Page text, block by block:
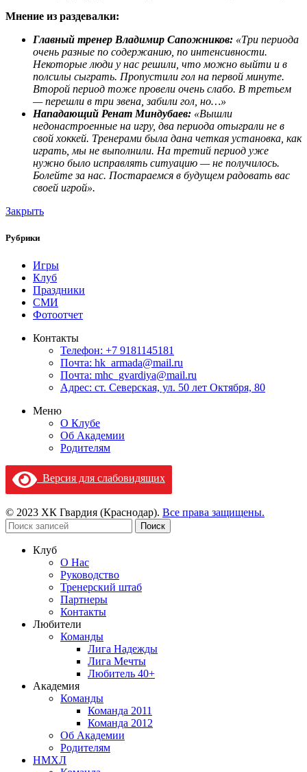
Мнение из раздевалки:
Главный тренер Владимир Сапожников: «Три периода
очень разные по содержанию, по интенсивности.
Некоторые люди у нас решили, что можно выйти и в
полсилы сыграть. Пропустили гол на первой минуте.
Второй период тоже провели очень слабо. В третьем
— перешли в три звена, забили гол, но…»
Нападающий Ренат Миндубаев: «Вышли
недонастроенные на игру, два периода отыграли не в
свой хоккей. Тренерами была дана четкая установка, как
играть, мы не выполнили. На третий период уже
нужно было исправлять ситуацию — не получилось.
Болейте за нас. Постараемся в будущем радовать вас
своей игрой».
Закрыть
Рубрики
Игры
Клуб
Праздники
СМИ
Фотоотчет
Контакты
Телефон: +7 9181145181
Почта: hk_armada@mail.ru
Почта: mhc_gvardiya@mail.ru
Адрес: ст. Северская, ул. 50 лет Октября, 80
Меню
О Клубе
Об Академии
Родителям
Версия для слабовидящих
© 2023 ХК Гвардия (Краснодар). Все права защищены.
Поиск
Клуб
О Нас
Руководство
Тренерский штаб
Партнеры
Контакты
Любители
Команды
Лига Надежды
Лига Мечты
Любитель 40+
Академия
Команды
Команда 2011
Команда 2012
Об Академии
Родителям
НМХЛ